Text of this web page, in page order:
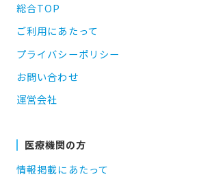
総合TOP
ご利用にあたって
プライバシーポリシー
お問い合わせ
運営会社
医療機関の方
情報掲載にあたって